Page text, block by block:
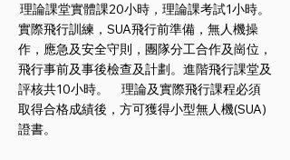
理論課堂實體課20小時，理論課考試1小時。
實際飛行訓練，SUA飛行前準備，無人機操
作，應急及安全守則，團隊分工合作及崗位，
飛行事前及事後檢查及計劃。進階飛行課堂及
評核共10小時。 理論及實際飛行課程必須
取得合格成績後，方可獲得小型無人機(SUA)
證書。